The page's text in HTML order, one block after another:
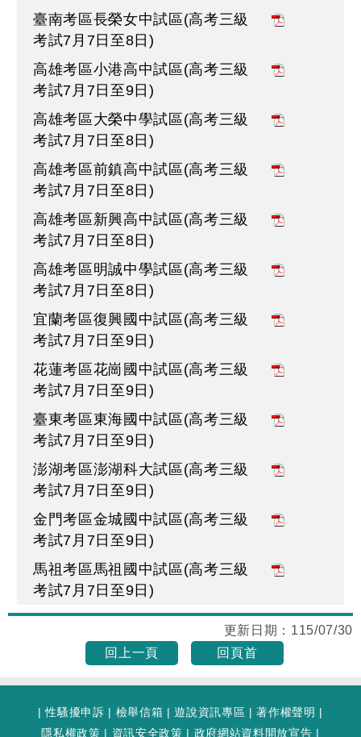
臺南考區長榮女中試區(高考三級
考試7月7日至8日)
高雄考區小港高中試區(高考三級
考試7月7日至9日)
高雄考區大榮中學試區(高考三級
考試7月7日至8日)
高雄考區前鎮高中試區(高考三級
考試7月7日至8日)
高雄考區新興高中試區(高考三級
考試7月7日至8日)
高雄考區明誠中學試區(高考三級
考試7月7日至8日)
宜蘭考區復興國中試區(高考三級
考試7月7日至9日)
花蓮考區花崗國中試區(高考三級
考試7月7日至9日)
臺東考區東海國中試區(高考三級
考試7月7日至9日)
澎湖考區澎湖科大試區(高考三級
考試7月7日至9日)
金門考區金城國中試區(高考三級
考試7月7日至9日)
馬祖考區馬祖國中試區(高考三級
考試7月7日至9日)
更新日期： 115/07/30
回上一頁
回頁首
|性騷擾申訴 | 檢舉信箱 |遊說資訊專區 |著作權聲明 |
隱私權政策 | 資訊安全政策 | 政府網站資料開放宣告 |